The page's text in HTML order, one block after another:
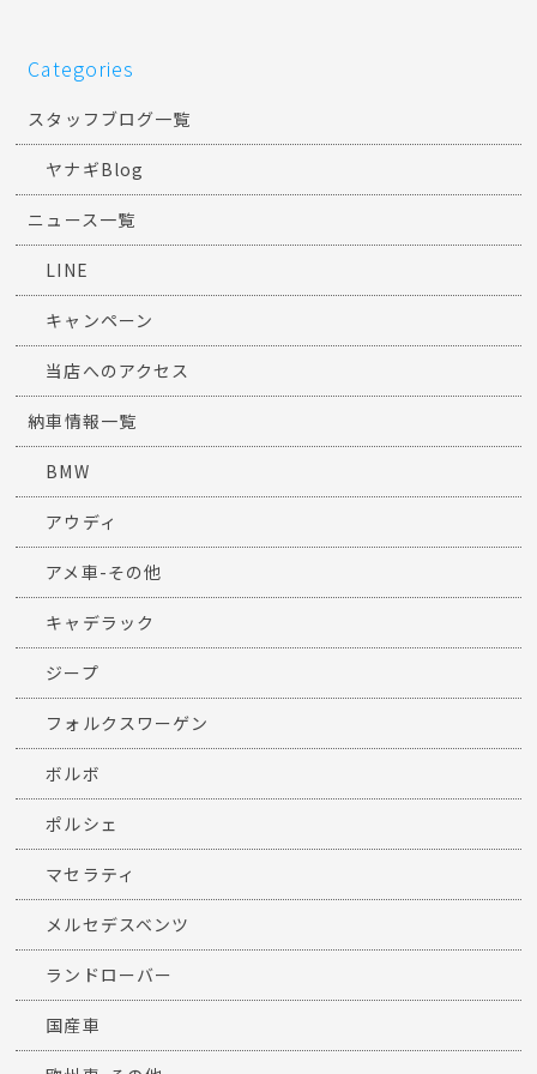
Categories
スタッフブログ一覧
ヤナギBlog
ニュース一覧
LINE
キャンペーン
当店へのアクセス
納車情報一覧
BMW
アウディ
アメ車-その他
キャデラック
ジープ
フォルクスワーゲン
ボルボ
ポルシェ
マセラティ
メルセデスベンツ
ランドローバー
国産車